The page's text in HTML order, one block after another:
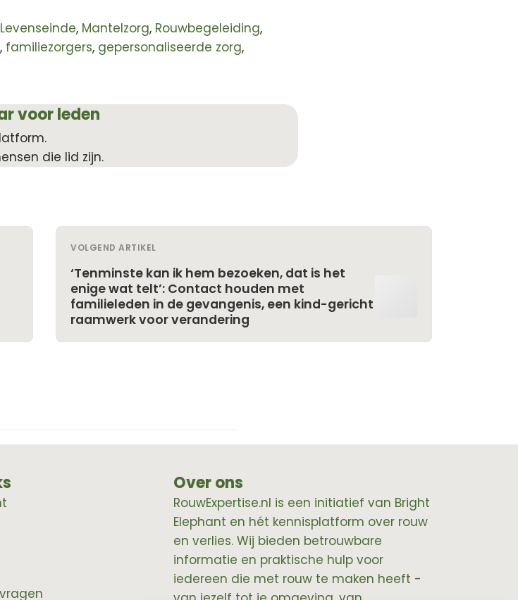
Levenseinde, Mantelzorg, Rouwbegeleiding,
, familiezorgers, gepersonaliseerde zorg,
voor leden
die lid zijn.
VOLGEND ARTIKEL
‘Tenminste kan ik hem bezoeken, dat is het
enige wat telt’: Contact houden met
familieleden in de gevangenis, een kind-gericht
raamwerk voor verandering
Over ons
RouwExpertise.nl is een initiatief van Bright
Elephant en hét kennisplatform over rouw
en verlies. Wij bieden betrouwbare
informatie en praktische hulp voor
iedereen die met rouw te maken heeft -